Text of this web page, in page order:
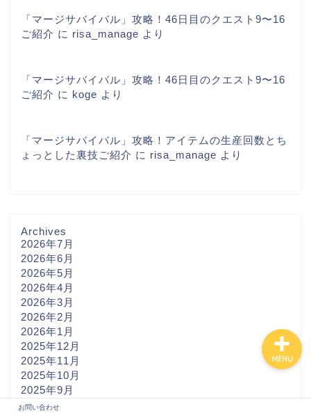
「マージサバイバル」攻略！46日目のクエスト9〜16
ご紹介 に risa_manage より
「マージサバイバル」攻略！46日目のクエスト9〜16
ご紹介 に koge より
「マージサバイバル」攻略！アイテムの生産回数とち
ょっとした裏技ご紹介 に risa_manage より
Archives
2026年7月
2026年6月
2026年5月
2026年4月
2026年3月
2026年2月
2026年1月
2025年12月
2025年11月
2025年10月
2025年9月
2025年8月
お問い合わせ
MENU